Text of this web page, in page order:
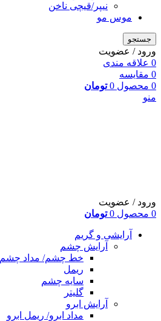
نیپر/قیچی ناخن
موس مو
جستجو
ورود / عضویت
0 علاقه مندی
0 مقایسه
0 محصول 0 تومان
منو
ورود / عضویت
0 محصول 0 تومان
آرایشی و گریم
آرایش چشم
خط چشم/ مداد چشم
ریمل
سایه چشم
گلیتر
آرایش ابرو
مداد ابرو/ ریمل ابرو